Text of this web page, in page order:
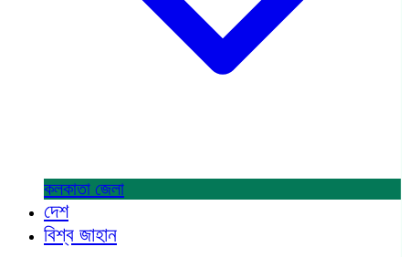
কলকাতা জেলা
দেশ
বিশ্ব জাহান